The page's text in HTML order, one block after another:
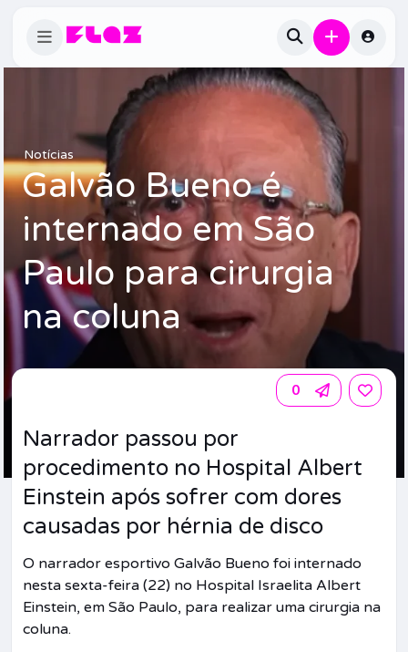
Notícias
Galvão Bueno é
internado em São
Paulo para cirurgia
na coluna
0
Narrador passou por
procedimento no Hospital Albert
Einstein após sofrer com dores
causadas por hérnia de disco
O narrador esportivo Galvão Bueno foi internado
nesta sexta-feira (22) no Hospital Israelita Albert
Einstein, em São Paulo, para realizar uma cirurgia na
coluna.